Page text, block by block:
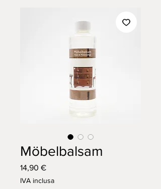
Möbelbalsam
14,90 €Prezzo
IVA inclusa